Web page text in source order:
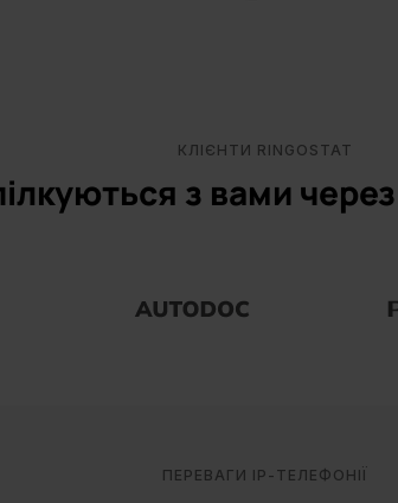
КЛІЄНТИ RINGOSTAT
з вами
ПЕРЕВАГИ ІР-ТЕЛЕФОНІЇ